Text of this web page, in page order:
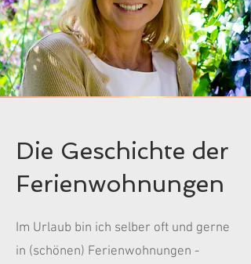
Die Geschichte der
Ferienwohnungen
Im Urlaub bin ich selber oft und gerne
in (schönen) Ferienwohnungen -